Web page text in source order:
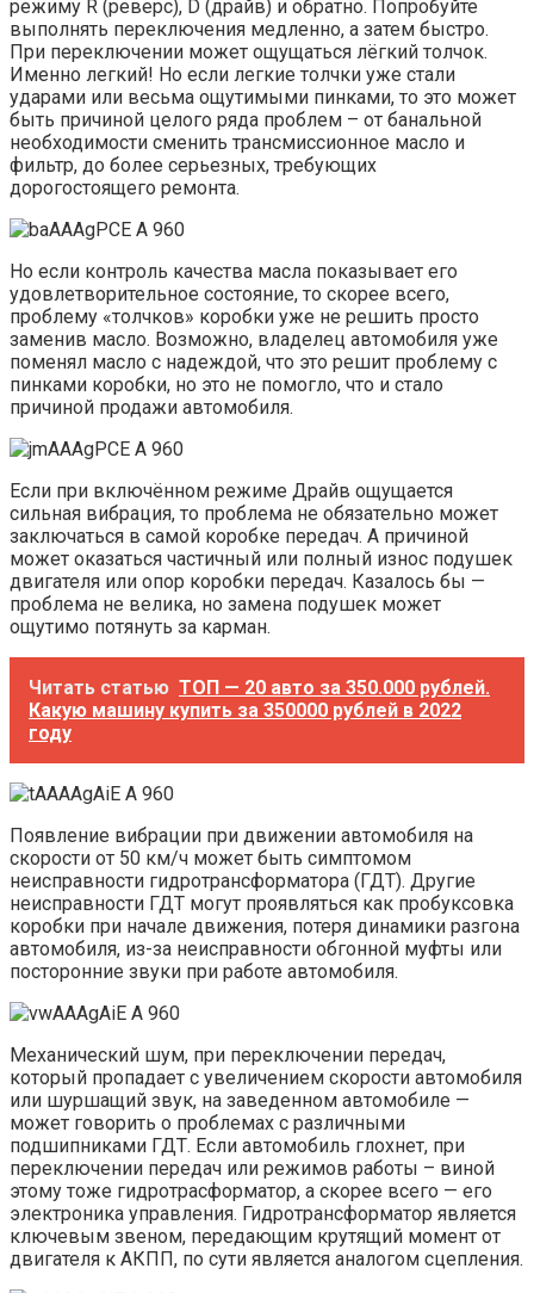
режиму R (реверс), D (драйв) и обратно. Попробуйте
выполнять переключения медленно, а затем быстро.
При переключении может ощущаться лёгкий толчок.
Именно легкий! Но если легкие толчки уже стали
ударами или весьма ощутимыми пинками, то это может
быть причиной целого ряда проблем – от банальной
необходимости сменить трансмиссионное масло и
фильтр, до более серьезных, требующих
дорогостоящего ремонта.
Но если контроль качества масла показывает его
удовлетворительное состояние, то скорее всего,
проблему «толчков» коробки уже не решить просто
заменив масло. Возможно, владелец автомобиля уже
поменял масло с надеждой, что это решит проблему с
пинками коробки, но это не помогло, что и стало
причиной продажи автомобиля.
Если при включённом режиме Драйв ощущается
сильная вибрация, то проблема не обязательно может
заключаться в самой коробке передач. А причиной
может оказаться частичный или полный износ подушек
двигателя или опор коробки передач. Казалось бы —
проблема не велика, но замена подушек может
ощутимо потянуть за карман.
Читать статью ТОП — 20 авто за 350.000 рублей.
Какую машину купить за 350000 рублей в 2022
году
Появление вибрации при движении автомобиля на
скорости от 50 км/ч может быть симптомом
неисправности гидротрансформатора (ГДТ). Другие
неисправности ГДТ могут проявляться как пробуксовка
коробки при начале движения, потеря динамики разгона
автомобиля, из-за неисправности обгонной муфты или
посторонние звуки при работе автомобиля.
Механический шум, при переключении передач,
который пропадает с увеличением скорости автомобиля
или шуршащий звук, на заведенном автомобиле —
может говорить о проблемах с различными
подшипниками ГДТ. Если автомобиль глохнет, при
переключении передач или режимов работы – виной
этому тоже гидротрасформатор, а скорее всего — его
электроника управления. Гидротрансформатор является
ключевым звеном, передающим крутящий момент от
двигателя к АКПП, по сути является аналогом сцепления.